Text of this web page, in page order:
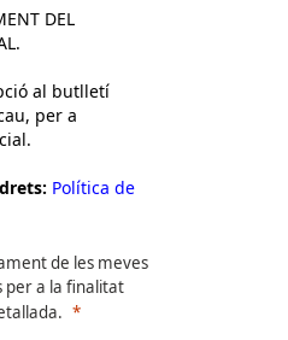
DEL
al butlletí
per a
Política de
de les meves
per a la finalitat